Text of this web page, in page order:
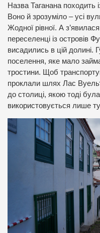
Назва Таганана походить
Воно й зрозуміло – усі
Жодної рівної. А
переселенці із островів
висадились в цій долині.
поселення, яке мало
тростини. Щоб
проклали шлях Лас
до столиці, якою тоді
використовується лише